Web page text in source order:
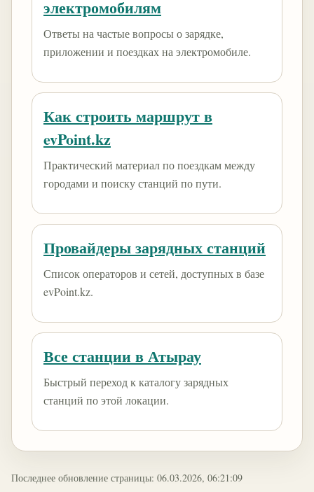
электромобилям
Ответы на частые вопросы о зарядке,
приложении и поездках на электромобиле.
Как строить маршрут в
evPoint.kz
Практический материал по поездкам между
городами и поиску станций по пути.
Провайдеры зарядных станций
Список операторов и сетей, доступных в базе
evPoint.kz.
Все станции в Атырау
Быстрый переход к каталогу зарядных
станций по этой локации.
Последнее обновление страницы: 06.03.2026, 06:21:09